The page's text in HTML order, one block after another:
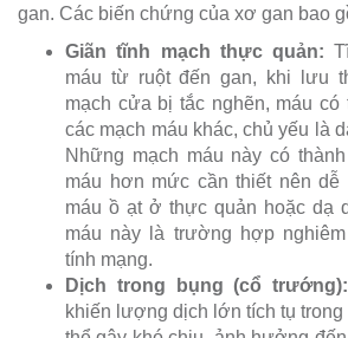
gan. Các biến chứng của xơ gan bao
Giãn tĩnh mạch thực quản:
máu từ ruột đến gan, khi lưu
mạch cửa bị tắc nghẽn, máu
các mạch máu khác, chủ yếu là
Những mạch máu này có
máu hơn mức cần thiết nên dễ
máu ồ ạt ở thực quản hoặc dạ
máu này là trường hợp
tính mạng.
Dịch trong bụng (cổ trướng):
khiến lượng dịch lớn tích tụ